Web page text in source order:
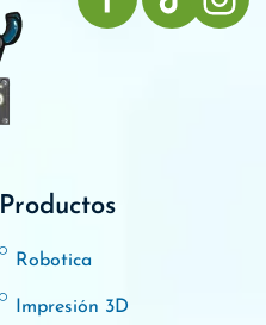
Productos
Robotica
Impresión 3D